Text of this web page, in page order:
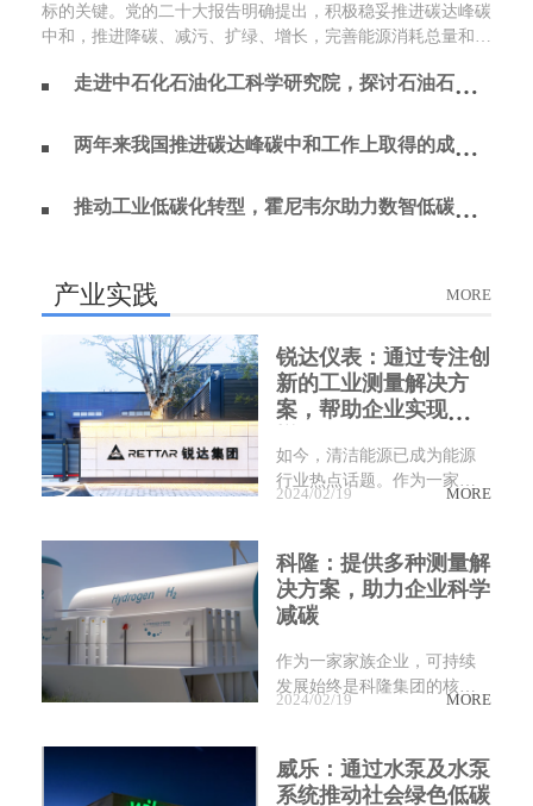
标的关键。党的二十大报告明确提出，积极稳妥推进碳达峰碳
中和，推进降碳、减污、扩绿、增长，完善能源消耗总量和强
度“双控”制度。为了回顾 2023 年工业企业在节能降碳、绿色
工业》编辑部在 2024 年第一期特别策划了“工业碳中和”专
题，邀请了一批国内外优秀的工业企业分享观点和产业实践，
走进中石化石油化工科学研究院，探讨石油石化行业低碳发展路径
两年来我国推进碳达峰碳中和工作上取得的成效？
推动工业低碳化转型，霍尼韦尔助力数智低碳的未来
产业实践 MORE
锐达仪表：通过专注创
新的工业测量解决方
案，帮助企业实现降本
如今，清洁能源已成为能源
行业热点话题。作为一家专
注创新的工业测量提供商，
为产品优先选项。
2024/02/19 MORE
科隆：提供多种测量解
决方案，助力企业科学
减碳
作为一家家族企业，可持续
发展始终是科隆集团的核心
价值观，我们致力于为更清
做出贡献，这两者都将使子
孙后代受益。科隆总体目标
2024/02/19 MORE
威乐：通过水泵及水泵
系统推动社会绿色低碳